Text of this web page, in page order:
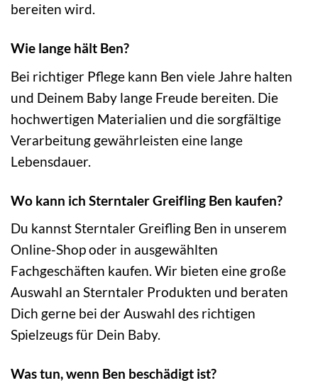
bereiten wird.
Wie lange hält Ben?
Bei richtiger Pflege kann Ben viele Jahre halten
und Deinem Baby lange Freude bereiten. Die
hochwertigen Materialien und die sorgfältige
Verarbeitung gewährleisten eine lange
Lebensdauer.
Wo kann ich Sterntaler Greifling Ben kaufen?
Du kannst Sterntaler Greifling Ben in unserem
Online-Shop oder in ausgewählten
Fachgeschäften kaufen. Wir bieten eine große
Auswahl an Sterntaler Produkten und beraten
Dich gerne bei der Auswahl des richtigen
Spielzeugs für Dein Baby.
Was tun, wenn Ben beschädigt ist?